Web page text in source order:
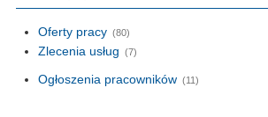
Oferty pracy (80)
Zlecenia usług (7)
Ogłoszenia pracowników (11)